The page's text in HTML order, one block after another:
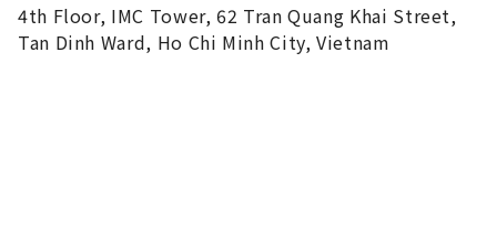
4th Floor, IMC Tower, 62 Tran Quang Khai Street,
Tan Dinh Ward, Ho Chi Minh City, Vietnam